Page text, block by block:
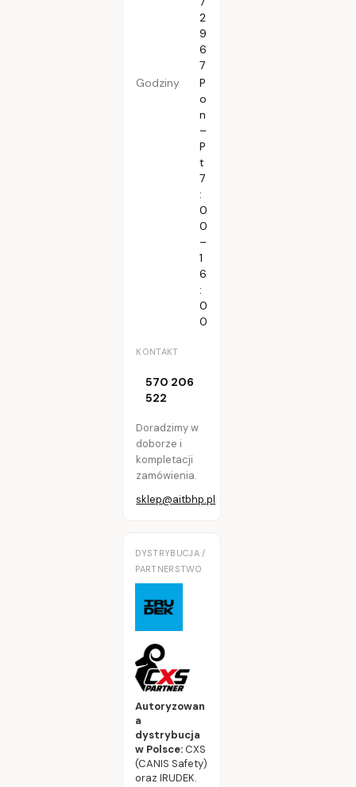
2
9
6
7
Godziny
P
o
n
–
P
t
7
:
0
0
–
1
6
:
0
0
KONTAKT
570 206
522
Doradzimy w
doborze i
kompletacji
zamówienia.
sklep@aitbhp.pl
DYSTRYBUCJA /
PARTNERSTWO
Autoryzowan
a
dystrybucja
w Polsce:CXS
(CANIS Safety)
oraz IRUDEK.